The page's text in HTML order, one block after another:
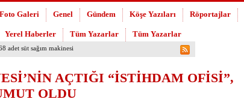
Foto Galeri Genel Gündem Köşe Yazıları Röportajlar
Yerel Haberler Tüm Yazarlar Tüm Yazarlar
konuşuldu
AÇTIĞI “İSTİHDAM OFİSİ”,
OLDU